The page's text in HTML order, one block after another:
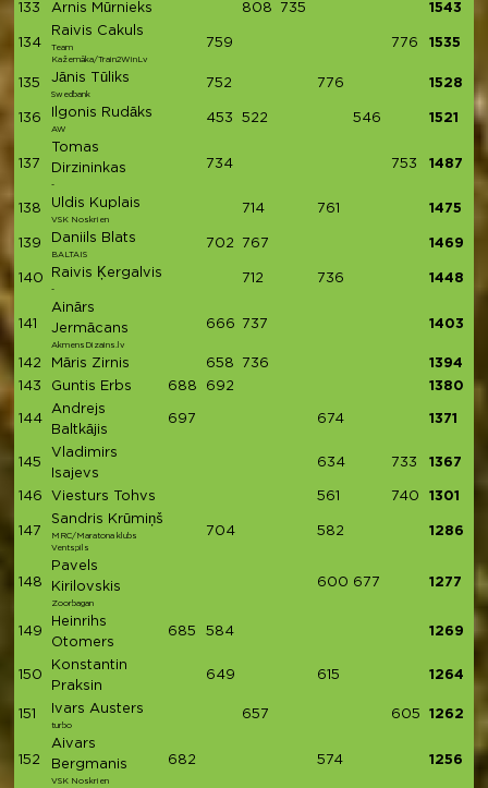
133 Arnis Mūrnieks 808 735 1543
134
Raivis Cakuls
Team
Kažemāka/Train2WinLv
759 776 1535
135 Jānis Tūliks
Swedbank
752 776 1528
136 Ilgonis Rudāks
AW
453 522 546 1521
137
Tomas
Dirzininkas
-
734 753 1487
138 Uldis Kuplais
VSK Noskrien
714 761 1475
139 Daniils Blats
BALTAIS
702 767 1469
140 Raivis Ķergalvis
-
712 736 1448
141
Ainārs
Jermācans
AkmensDizains.lv
666 737 1403
142 Māris Zirnis 658 736
1394
143
Guntis Erbs 688 692 1380
144
Andrejs
Baltkājis
697 674 1371
145
Vladimirs
Isajevs
634 733 1367
146 Viesturs Tohvs 561 740 1301
147
Sandris Krūmiņš
MRC/Maratona klubs
Ventspils
704 582 1286
148
Pavels
Kirilovskis
Zoorbagan
600 677 1277
149
Heinrihs
Otomers
685 584 1269
150
Konstantin
Praksin
649 615 1264
151 Ivars Austers
turbo
657 605 1262
152
Aivars
Bergmanis
VSK Noskrien
682 574 1256